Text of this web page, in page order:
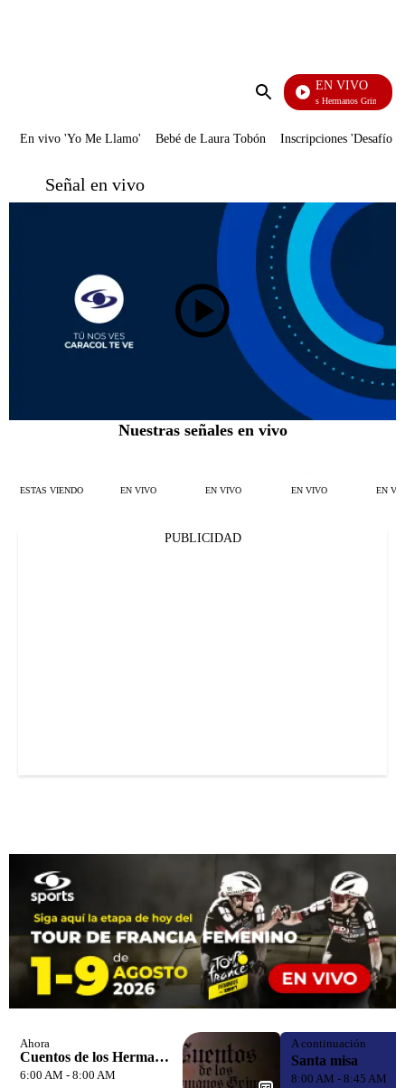
Enviar
EN VIVO
Cuentos De Los Hermanos Grimm
En vivo 'Yo Me Llamo' Bebé de Laura Tobón Inscripciones 'Desafío'
Señal en vivo
Nuestras señales en vivo
ESTAS VIENDO EN VIVO EN VIVO EN VIVO EN
PUBLICIDAD
Ahora
Cuentos de los Hermanos Grimm
6:00 AM - 8:00 AM
A continuación
Santa misa
8:00 AM - 8:45 AM